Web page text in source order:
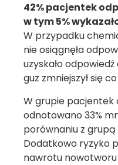
42% pacjentek
w tym 5%
W przypadku
nie osiągnęła
uzyskało
guz zmniejszył się
W grupie
odnotowano 33%
porównaniu z
Dodatkowo ryzyko
nawrotu nowotworu